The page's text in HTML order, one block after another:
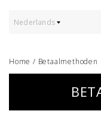
Nederlands
Home / Betaalmethoden